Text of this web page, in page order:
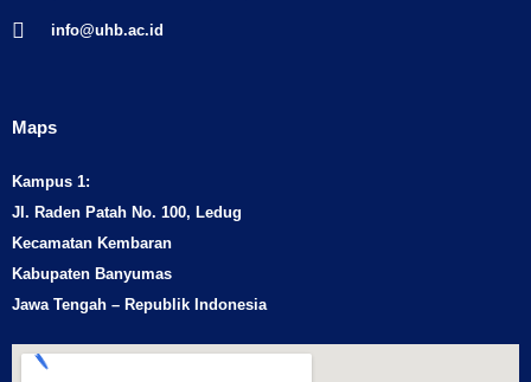
info@uhb.ac.id
Maps
Kampus 1:
Jl. Raden Patah No. 100, Ledug
Kecamatan Kembaran
Kabupaten Banyumas
Jawa Tengah – Republik Indonesia